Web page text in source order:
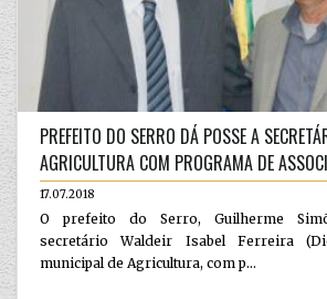
PREFEITO DO SERRO DÁ POSSE A
AGRICULTURA COM PROGRAMA DE
17.07.2018
O prefeito do Serro, Guilherme
secretário Waldeir Isabel Ferreira
municipal de Agricultura, com p...